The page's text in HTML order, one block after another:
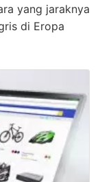
yang jaraknya
di Eropa